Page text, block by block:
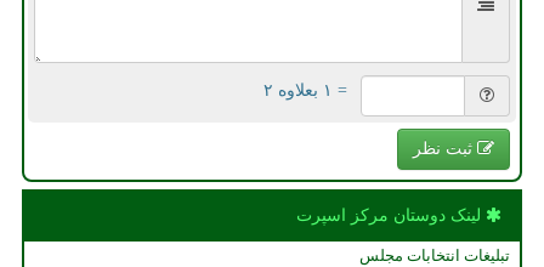
= ۱ بعلاوه ۲
ثبت نظر
لینک دوستان مركز اسپرت
تبلیغات انتخابات مجلس